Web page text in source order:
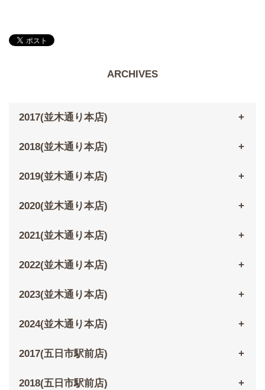
ARCHIVES
2017(並木通り本店)
2018(並木通り本店)
2019(並木通り本店)
2020(並木通り本店)
2021(並木通り本店)
2022(並木通り本店)
2023(並木通り本店)
2024(並木通り本店)
2017(五日市駅前店)
2018(五日市駅前店)